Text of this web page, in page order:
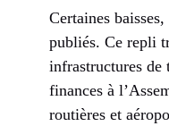
Certaines
publiés. Ce repli
infrastructures de
finances à
routières et